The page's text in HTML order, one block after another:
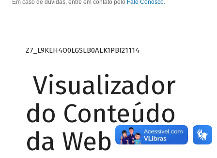
Em caso de dúvidas, entre em contato pelo Fale Conosco.
Z7_L9KEH4O0LGSLB0ALK1PBI21114
Visualizador
do Conteúdo
da Web